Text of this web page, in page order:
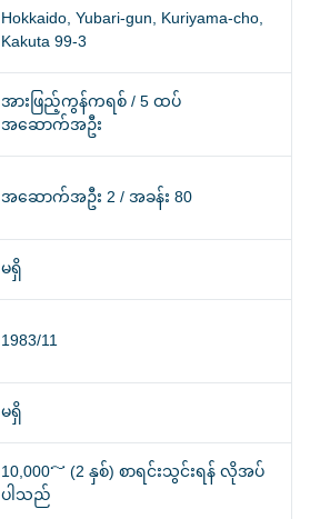
Hokkaido, Yubari-gun, Kuriyama-cho,
Kakuta 99-3
အားဖြည့်ကွန်ကရစ် / 5 ထပ်
အဆောက်အဦး
အဆောက်အဦး 2 / အခန်း 80
မရှိ
1983/11
မရှိ
10,000～ (2 နှစ်) စာရင်းသွင်းရန် လိုအပ်
ပါသည်